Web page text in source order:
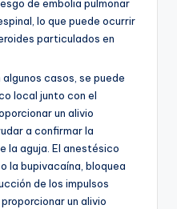
de embolia pulmonar
lo que puede ocurrir
particulados en
casos, se puede
local junto con el
un alivio
a confirmar la
la aguja. El anestésico
la bupivacaína, bloquea
de los impulsos
un alivio